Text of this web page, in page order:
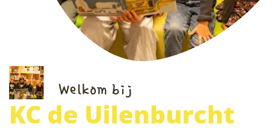
Welkom bij
KC de Uilenburcht